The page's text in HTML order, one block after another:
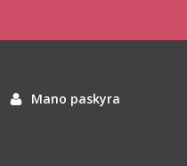
Mano paskyra